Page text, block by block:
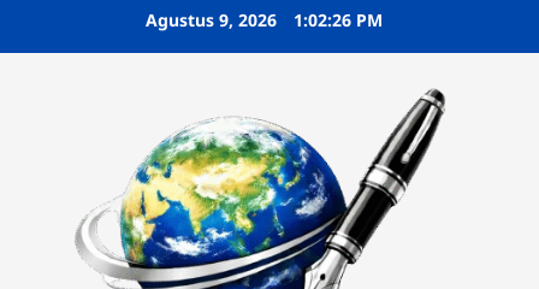
Agustus 9, 2026 1:02:27 PM